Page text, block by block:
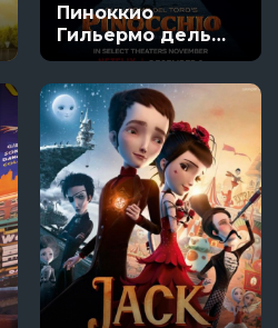
Пиноккио
Гильермо дель
Торо